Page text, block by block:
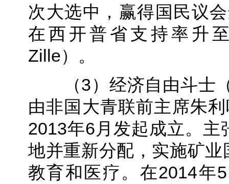
次大选中，赢得国民议
在西开普省支持率升
Zille）。
（3）经济自由斗士（
由非国大青联前主席朱
2013年6月发起成立。主
地并重新分配，实施矿
教育和医疗。在2014年